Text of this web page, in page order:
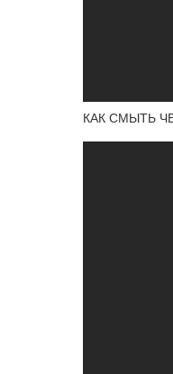
КАК СМЫТЬ